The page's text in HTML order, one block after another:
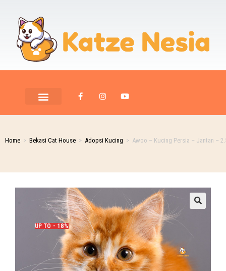
Home > Bekasi Cat House > Adopsi Kucing > Awoo – Kucing Persia – Jantan –
UP TO - 18%